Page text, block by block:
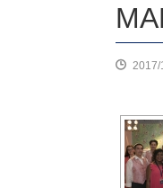
2017/